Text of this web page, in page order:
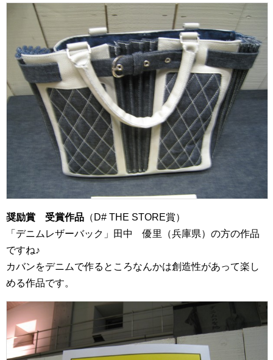
奨励賞 受賞作品 （D# THE STORE賞）
「デニムレザーバック」田中 優里（兵庫県）の方の作品
ですね♪
カバンをデニムで作るところなんかは創造性があって楽し
める作品です。